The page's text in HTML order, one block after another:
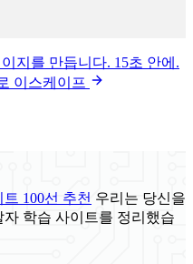
지를 만듭니다. 15초 안에.
이스케이프
100선 추천 우리는 당신을
학습 사이트를 정리했습